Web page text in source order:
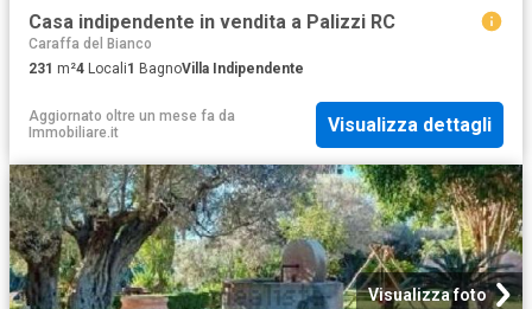
Casa indipendente in vendita a Palizzi RC
Caraffa del Bianco
231 m²4 Locali1 BagnoVilla Indipendente
Aggiornato oltre un mese fa da
Immobiliare.it
Visualizza dettagli
Visualizza foto